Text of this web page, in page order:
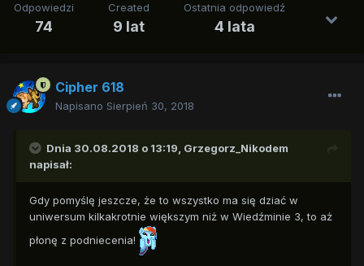
Odpowiedzi
74
Created
9 lat
Ostatnia odpowiedź
4 lata
Cipher 618
Napisano Sierpień 30, 2018
Dnia 30.08.2018 o 13:19, Grzegorz_Nikodem
napisał:
Gdy pomyślę jeszcze, że to wszystko ma się dziać w
uniwersum kilkakrotnie większym niż w Wiedźminie 3, to aż
płonę z podniecenia!